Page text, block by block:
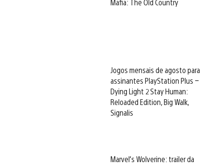
Mafia: The Old Country
Jogos mensais de agosto para
assinantes PlayStation Plus –
Dying Light 2 Stay Human:
Reloaded Edition, Big Walk,
Signalis
Marvel’s Wolverine: trailer da